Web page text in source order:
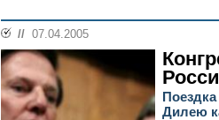
// 07.04.2005
Дилею